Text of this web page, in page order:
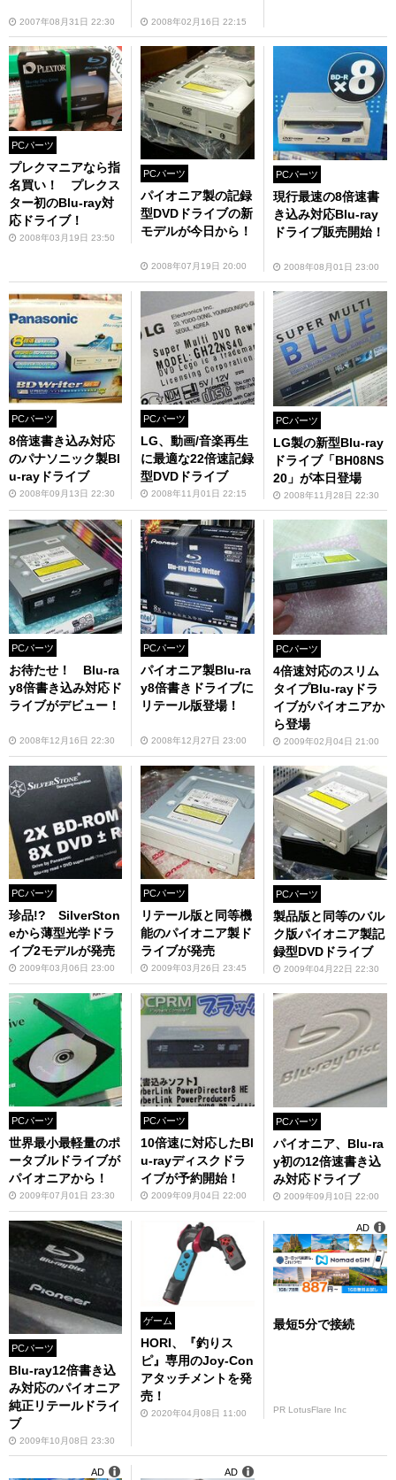
2007年08月31日 22:30 2008年02月16日 22:15
PCパーツ
プレクマニアなら指
名買い！ プレクス
ター初のBlu-ray対
応ドライブ！
2008年03月19日 23:50
PCパーツ
パイオニア製の記録
型DVDドライブの新
モデルが今日から！
2008年07月19日 20:00
PCパーツ
現行最速の8倍速書
き込み対応Blu-ray
ドライブ販売開始！
2008年08月01日 23:00
PCパーツ
8倍速書き込み対応
のパナソニック製Bl
u-rayドライブ
2008年09月13日 22:30
PCパーツ
LG、動画/音楽再生
に最適な22倍速記録
型DVDドライブ
2008年11月01日 22:15
PCパーツ
LG製の新型Blu-ray
ドライブ「BH08NS
20」が本日登場
2008年11月28日 22:30
PCパーツ
お待たせ！ Blu-ra
y8倍書き込み対応ド
ライブがデビュー！
2008年12月16日 22:30
PCパーツ
パイオニア製Blu-ra
y8倍書きドライブに
リテール版登場！
2008年12月27日 23:00
PCパーツ
4倍速対応のスリム
タイプBlu-rayドラ
イブがパイオニアか
ら登場
2009年02月04日 21:00
PCパーツ
珍品!? SilverSton
eから薄型光学ドラ
イブ2モデルが発売
2009年03月06日 23:00
PCパーツ
リテール版と同等機
能のパイオニア製ド
ライブが発売
2009年03月26日 23:45
PCパーツ
製品版と同等のバル
ク版パイオニア製記
録型DVDドライブ
2009年04月22日 22:30
PCパーツ
世界最小最軽量のポ
ータブルドライブが
パイオニアから！
2009年07月01日 23:30
PCパーツ
10倍速に対応したBl
u-rayディスクドラ
イブが予約開始！
2009年09月04日 22:00
PCパーツ
パイオニア、Blu-ra
y初の12倍速書き込
み対応ドライブ
2009年09月10日 22:00
PCパーツ
Blu-ray12倍書き込
み対応のパイオニア
純正リテールドライ
ブ
2009年10月08日 23:30
ゲーム
HORI、『釣りス
ピ』専用のJoy-Con
アタッチメントを発
売！
2020年04月08日 11:00
最短5分で接続
PR LotusFlare Inc
AD
AD AD